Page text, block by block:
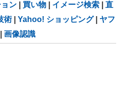
ン 買い物 イメージ検索
直
術| Yahoo! ショッピング| ヤフ
画像認識